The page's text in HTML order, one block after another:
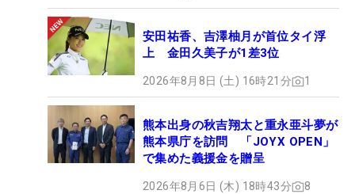
安田祐香、吉澤柚月が首位タイ浮
上 金田久美子が1差3位
2026年8月8日 (土) 16時21分 1
熊本出身の秋吉翔太と重永亜斗夢が
熊本県庁を訪問 「JOYX OPEN」
で集めた義援金を贈呈
2026年8月6日 (木) 18時43分 8